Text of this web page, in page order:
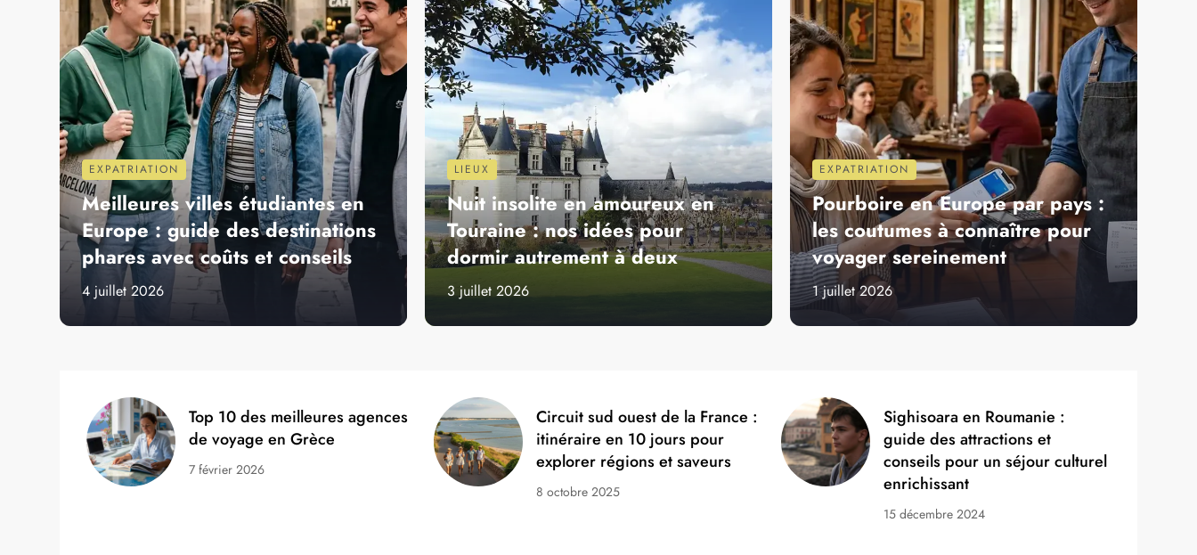
VILLES À DÉCOUVRIR DESTINATIONS À VISITER HÉBERGEMENTS EXPATRIATION GASTRONOMIE TRANSPORTS
EXPATRIATION
Meilleures villes étudiantes en
LIEUX
Nuit insolite en amoureux en
Touraine : nos idées pour
EXPATRIATION
Pourboire en Europe par pays :
les coutumes à connaître pour
voyager sereinement